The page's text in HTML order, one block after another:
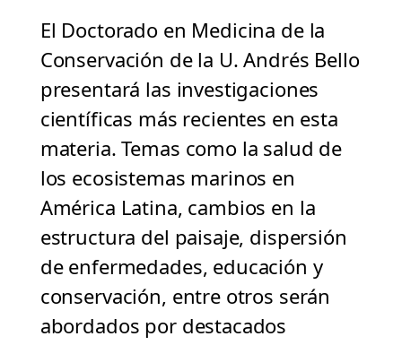
El Doctorado en Medicina de la
Conservación de la U. Andrés Bello
presentará las investigaciones
científicas más recientes en esta
materia. Temas como la salud de
los ecosistemas marinos en
América Latina, cambios en la
estructura del paisaje, dispersión
de enfermedades, educación y
conservación, entre otros serán
abordados por destacados